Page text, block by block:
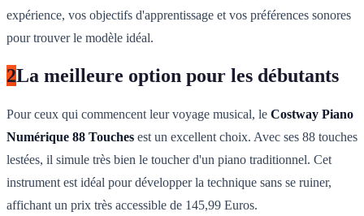
expérience, vos objectifs d'apprentissage et vos préférences sonores
pour trouver le modèle idéal.
2La meilleure option pour les débutants
Pour ceux qui commencent leur voyage musical, le Costway Piano
Numérique 88 Touches est un excellent choix. Avec ses 88 touches
lestées, il simule très bien le toucher d'un piano traditionnel. Cet
instrument est idéal pour développer la technique sans se ruiner,
affichant un prix très accessible de 145,99 Euros.